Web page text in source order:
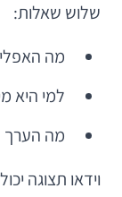
שלוש שאלות:
מה
למי היא
מה הערך
וידאו תצוגה